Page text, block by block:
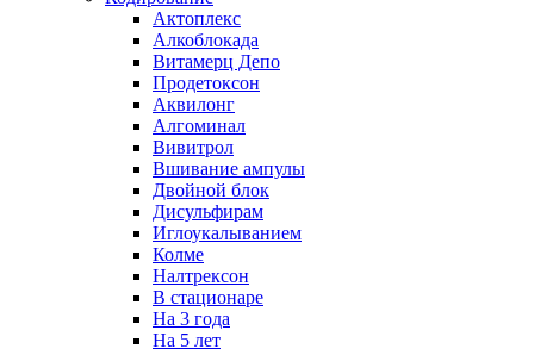
Актоплекс
Алкоблокада
Витамерц Депо
Продетоксон
Аквилонг
Алгоминал
Вивитрол
Вшивание ампулы
Двойной блок
Дисульфирам
Иглоукалыванием
Колме
Налтрексон
В стационаре
На 3 года
На 5 лет